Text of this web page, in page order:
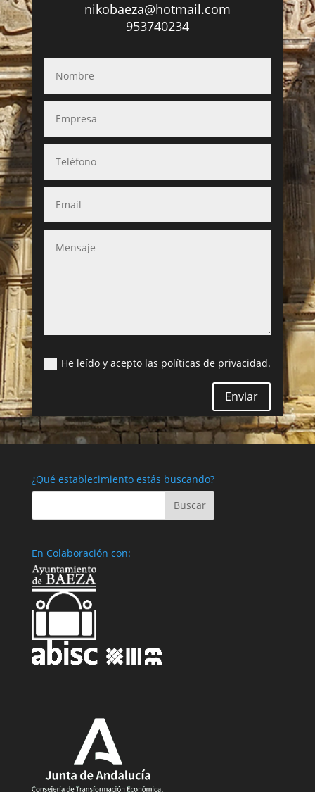
nikobaeza@hotmail.com
953740234
He leído y acepto las políticas de privacidad.
Enviar
¿Qué establecimiento estás buscando?
En Colaboración con: